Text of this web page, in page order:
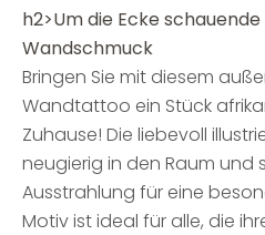
h2>Um die Ecke
Wandschmuck
Bringen Sie mit diesem
Wandtattoo ein Stück
Zuhause! Die liebevoll
neugierig in den Raum und
Ausstrahlung für eine
Motiv ist ideal für alle, die